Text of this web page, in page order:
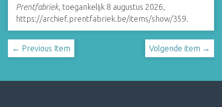
Prentfabriek, toegankelijk 8 augustus 2026,
https://archief.prentfabriek.be/items/show/359.
← Previous Item Volgende item →